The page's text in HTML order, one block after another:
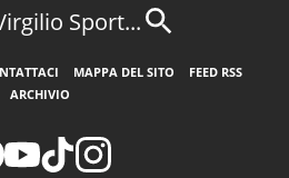
Sport...
MAPPA DEL SITO
FEED RSS
ARCHIVIO